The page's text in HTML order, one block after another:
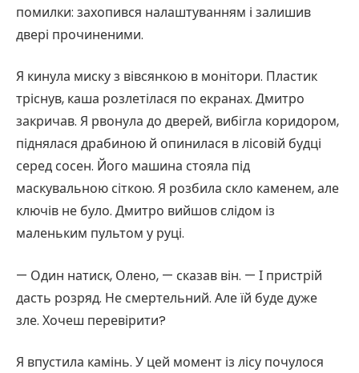
помилки: захопився налаштуванням і залишив
двері прочиненими.
Я кинула миску з вівсянкою в монітори. Пластик
тріснув, каша розлетілася по екранах. Дмитро
закричав. Я рвонула до дверей, вибігла коридором,
піднялася драбиною й опинилася в лісовій будці
серед сосен. Його машина стояла під
маскувальною сіткою. Я розбила скло каменем, але
ключів не було. Дмитро вийшов слідом із
маленьким пультом у руці.
— Один натиск, Олено, — сказав він. — І пристрій
дасть розряд. Не смертельний. Але їй буде дуже
зле. Хочеш перевірити?
Я впустила камінь. У цей момент із лісу почулося